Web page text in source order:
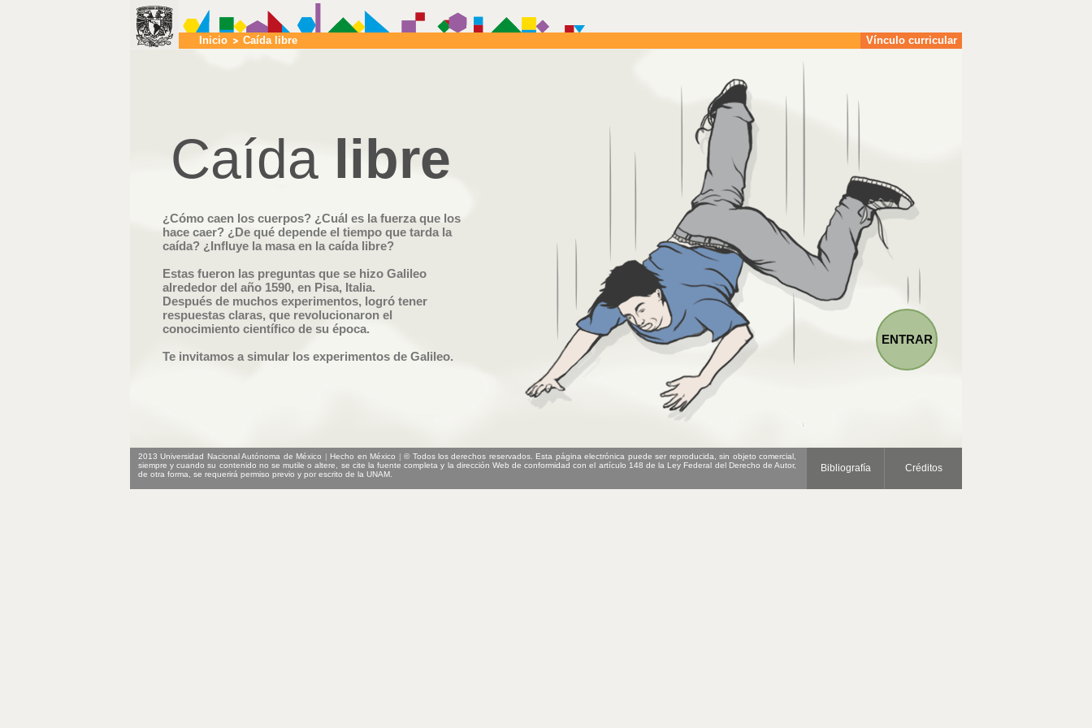
Inicio Caída libre Vínculo curricular
Caída libre
¿Cómo caen los cuerpos? ¿Cuál es la fuerza que los
hace caer? ¿De qué depende el tiempo que tarda la
caída? ¿Influye la masa en la caída libre?
Estas fueron las preguntas que se hizo Galileo
alrededor del año 1590, en Pisa, Italia.
Después de muchos experimentos, logró tener
respuestas claras, que revolucionaron el
conocimiento científico de su época.
Te invitamos a simular los experimentos de Galileo.
ENTRAR
Créditos
Bibliografía
2013 Universidad Nacional Autónoma de México | Hecho en México | © Todos los derechos reservados. Esta página electrónica puede ser reproducida, sin objeto comercial,
siempre y cuando su contenido no se mutile o altere, se cite la fuente completa y la dirección Web de conformidad con el artículo 148 de la Ley Federal del Derecho de Autor,
de otra forma, se requerirá permiso previo y por escrito de la UNAM.